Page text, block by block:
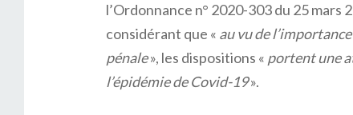
l’Ordonnance n° 2020-303 du 25
considérant que « au vu de
pénale», les dispositions « portent une
l’épidémie de Covid-19».